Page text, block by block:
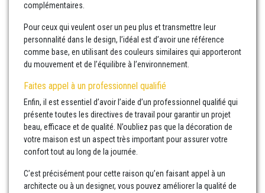
complémentaires.
Pour ceux qui veulent oser un peu plus et transmettre leur
personnalité dans le design, l’idéal est d’avoir une référence
comme base, en utilisant des couleurs similaires qui apporteront
du mouvement et de l’équilibre à l’environnement.
Faites appel à un professionnel qualifié
Enfin, il est essentiel d’avoir l’aide d’un professionnel qualifié qui
présente toutes les directives de travail pour garantir un projet
beau, efficace et de qualité. N’oubliez pas que la décoration de
votre maison est un aspect très important pour assurer votre
confort tout au long de la journée.
C’est précisément pour cette raison qu’en faisant appel à un
architecte ou à un designer, vous pouvez améliorer la qualité de